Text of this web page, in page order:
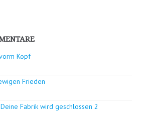
Kopf
Frieden
Deine Fabrik wird geschlossen 2